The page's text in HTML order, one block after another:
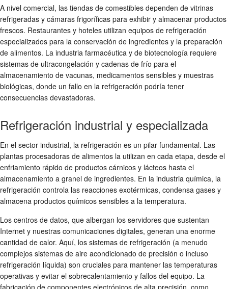
A nivel comercial, las tiendas de comestibles dependen de vitrinas
refrigeradas y cámaras frigoríficas para exhibir y almacenar productos
frescos. Restaurantes y hoteles utilizan equipos de refrigeración
especializados para la conservación de ingredientes y la preparación
de alimentos. La industria farmacéutica y de biotecnología requiere
sistemas de ultracongelación y cadenas de frío para el
almacenamiento de vacunas, medicamentos sensibles y muestras
biológicas, donde un fallo en la refrigeración podría tener
consecuencias devastadoras.
Refrigeración industrial y especializada
En el sector industrial, la refrigeración es un pilar fundamental. Las
plantas procesadoras de alimentos la utilizan en cada etapa, desde el
enfriamiento rápido de productos cárnicos y lácteos hasta el
almacenamiento a granel de ingredientes. En la industria química, la
refrigeración controla las reacciones exotérmicas, condensa gases y
almacena productos químicos sensibles a la temperatura.
Los centros de datos, que albergan los servidores que sustentan
Internet y nuestras comunicaciones digitales, generan una enorme
cantidad de calor. Aquí, los sistemas de refrigeración (a menudo
complejos sistemas de aire acondicionado de precisión o incluso
refrigeración líquida) son cruciales para mantener las temperaturas
operativas y evitar el sobrecalentamiento y fallos del equipo. La